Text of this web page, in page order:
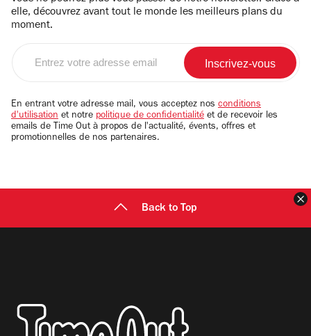
elle, découvrez avant tout le monde les meilleurs plans du
moment.
email
En entrant votre adresse mail, vous acceptez nos conditions
d'utilisation et notre politique de confidentialité et de recevoir les
emails de Time Out à propos de l'actualité, évents, offres et
promotionnelles de nos partenaires.
Back to Top